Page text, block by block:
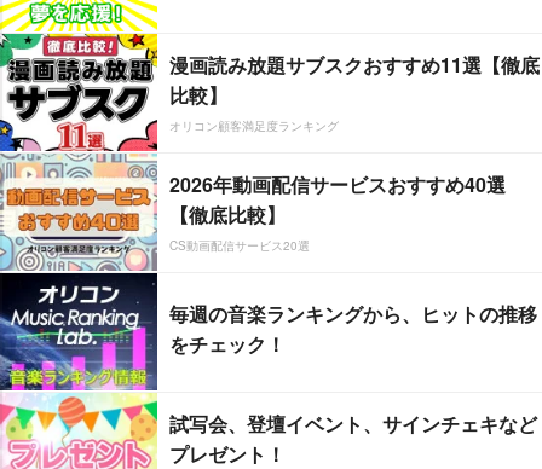
漫画読み放題サブスクおすすめ11選【徹底
比較】
オリコン顧客満足度ランキング
2026年動画配信サービスおすすめ40選
【徹底比較】
CS動画配信サービス20選
毎週の音楽ランキングから、ヒットの推移
をチェック！
試写会、登壇イベント、サインチェキなど
プレゼント！